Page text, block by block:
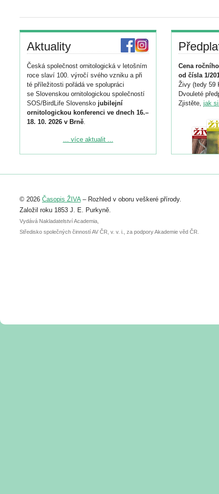
Aktuality
Česká společnost ornitologická v letošním
roce slaví 100. výročí svého vzniku a při
té příležitosti pořádá ve spolupráci
se Slovenskou ornitologickou společností
SOS/BirdLife Slovensko jubilejní
ornitologickou konferenci ve dnech 16.–
18. 10. 2026 v Brně.
Podrobnější informace ke konferenci
Registrovat se můžete do 6. září.
abstraktu přihlášené přednášky nebo
posteru je už 30. června.
... více aktualit ...
Cena
od čísla 1/
Živy (tedy 59
Dvouleté
Zjistěte, jak
© 2026 Časopis ŽIVA– Rozhled v oboru veškeré přírody.
Založil roku 1853 J. E. Purkyně.
Vydává Nakladatelství Academia,
Středisko společných činností AV ČR, v. v. i., za podpory Akademie věd ČR.